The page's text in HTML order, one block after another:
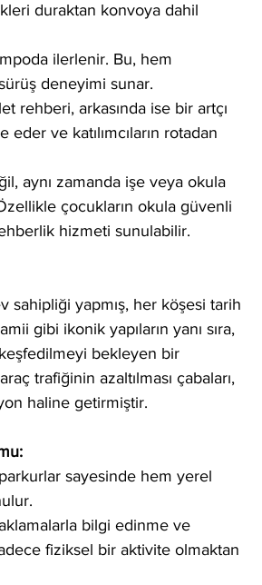
duraktan konvoya dahil
ilerlenir. Bu, hem
deneyimi sunar.
rehberi, arkasında ise bir artçı
ve katılımcıların rotadan
aynı zamanda işe veya okula
çocukların okula güvenli
hizmeti sunulabilir.
sahipliği yapmış, her köşesi tarih
gibi ikonik yapıların yanı sıra,
keşfedilmeyi bekleyen bir
trafiğinin azaltılması çabaları,
haline getirmiştir.
sayesinde hem yerel
bilgi edinme ve
fiziksel bir aktivite olmaktan